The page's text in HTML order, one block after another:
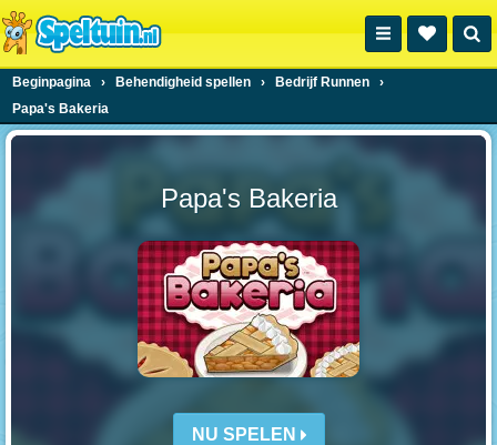
Beginpagina › Behendigheid spellen › Bedrijf Runnen
›
Papa's Bakeria
Papa's Bakeria
NU SPELEN